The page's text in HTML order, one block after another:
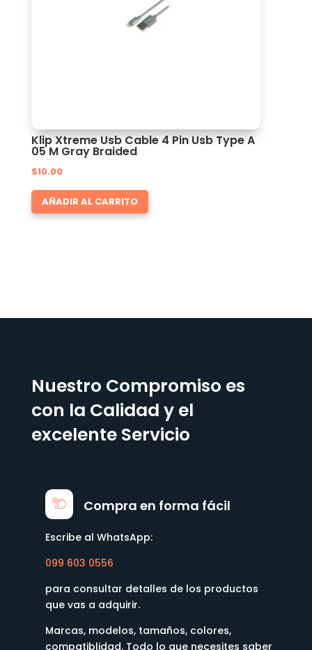
Klip Xtreme Usb Cable 4 Pin Usb Type A
05 M Gray Braided
$10.00
AÑADIR AL CARRITO
Nuestro Compromiso es
con la Calidad y el
excelente Servicio
Compra en forma fácil
Escribe al WhatsApp:
099 603 0556
para consultar detalles de los productos
que vas a adquirir.
Marcas, modelos, tamaños, colores,
compatiblidad. Todo lo que necesites saber